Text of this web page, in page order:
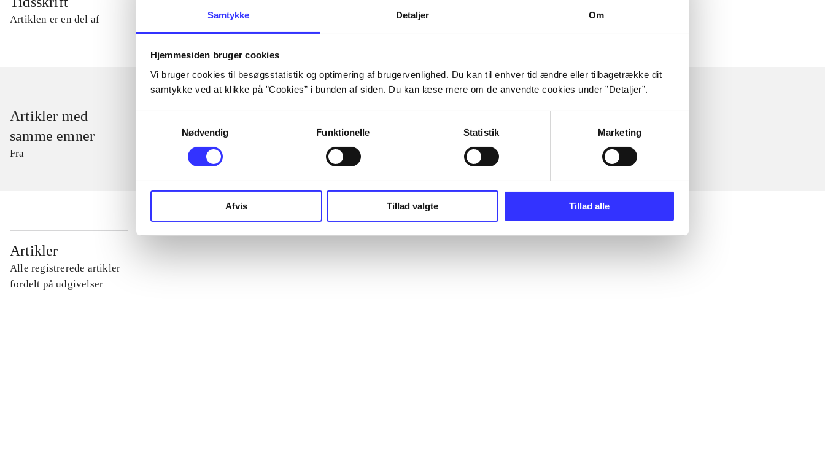
Samtykke Detaljer Om
Hjemmesiden bruger cookies
Vi bruger cookies til besøgsstatistik og optimering af brugervenlighed. Du kan til enhver tid ændre eller tilbagetrække dit
samtykke ved at klikke på ”Cookies” i bunden af siden. Du kan læse mere om de anvendte cookies under ”Detaljer”.
Nødvendig
Funktionelle Statistik Marketing
Afvis Tillad valgte Tillad alle
Artiklen er en del af
Artikler med
samme emner
Fra
Artikler
Alle registrerede artikler
fordelt på udgivelser